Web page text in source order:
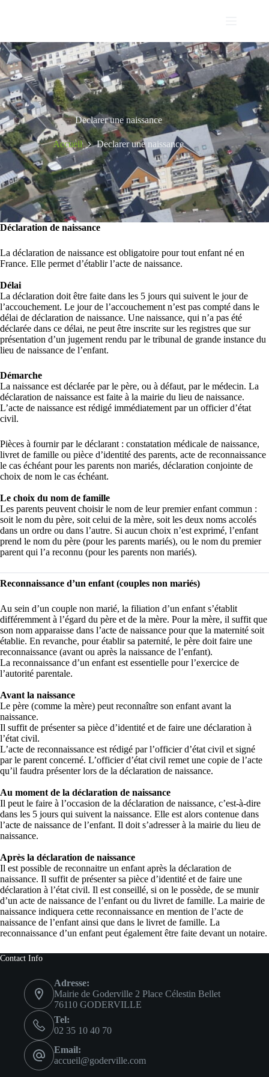
Declarer une naissance
Accueil Declarer une naissance
Déclaration de naissance
La déclaration de naissance est obligatoire pour tout enfant né en
France. Elle permet d’établir l’acte de naissance.
Délai
La déclaration doit être faite dans les 5 jours qui suivent le jour de
l’accouchement. Le jour de l’accouchement n’est pas compté dans le
délai de déclaration de naissance. Une naissance, qui n’a pas été
déclarée dans ce délai, ne peut être inscrite sur les registres que sur
présentation d’un jugement rendu par le tribunal de grande instance du
lieu de naissance de l’enfant.
Démarche
La naissance est déclarée par le père, ou à défaut, par le médecin. La
déclaration de naissance est faite à la mairie du lieu de naissance.
L’acte de naissance est rédigé immédiatement par un officier d’état
civil.
Pièces à fournir par le déclarant : constatation médicale de naissance,
livret de famille ou pièce d’identité des parents, acte de reconnaissance
le cas échéant pour les parents non mariés, déclaration conjointe de
choix de nom le cas échéant.
Le choix du nom de famille
Les parents peuvent choisir le nom de leur premier enfant commun :
soit le nom du père, soit celui de la mère, soit les deux noms accolés
dans un ordre ou dans l’autre. Si aucun choix n’est exprimé, l’enfant
prend le nom du père (pour les parents mariés), ou le nom du premier
parent qui l’a reconnu (pour les parents non mariés).
Reconnaissance d’un enfant (couples non mariés)
Au sein d’un couple non marié, la filiation d’un enfant s’établit
différemment à l’égard du père et de la mère. Pour la mère, il suffit que
son nom apparaisse dans l’acte de naissance pour que la maternité soit
établie. En revanche, pour établir sa paternité, le père doit faire une
reconnaissance (avant ou après la naissance de l’enfant).
La reconnaissance d’un enfant est essentielle pour l’exercice de
l’autorité parentale.
Avant la naissance
Le père (comme la mère) peut reconnaître son enfant avant la
naissance.
Il suffit de présenter sa pièce d’identité et de faire une déclaration à
l’état civil.
L’acte de reconnaissance est rédigé par l’officier d’état civil et signé
par le parent concerné. L’officier d’état civil remet une copie de l’acte
qu’il faudra présenter lors de la déclaration de naissance.
Au moment de la déclaration de naissance
Il peut le faire à l’occasion de la déclaration de naissance, c’est-à-dire
dans les 5 jours qui suivent la naissance. Elle est alors contenue dans
l’acte de naissance de l’enfant. Il doit s’adresser à la mairie du lieu de
naissance.
Après la déclaration de naissance
Il est possible de reconnaitre un enfant après la déclaration de
naissance. Il suffit de présenter sa pièce d’identité et de faire une
déclaration à l’état civil. Il est conseillé, si on le possède, de se munir
d’un acte de naissance de l’enfant ou du livret de famille. La mairie de
naissance indiquera cette reconnaissance en mention de l’acte de
naissance de l’enfant ainsi que dans le livret de famille. La
reconnaissance d’un enfant peut également être faite devant un notaire.
Contact Info
Adresse:
Mairie de Goderville 2 Place Célestin Bellet
76110 GODERVILLE
Tel:
02 35 10 40 70
Email:
accueil@goderville.com